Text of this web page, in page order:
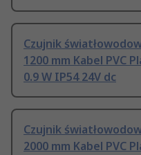
Czujnik
1200 mm Kabel PVC
0.9 W IP54 24V dc
Czujnik
2000 mm Kabel PVC